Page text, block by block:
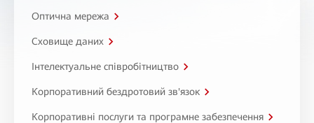
Оптична мережа
Сховище даних
Інтелектуальне співробітництво
Корпоративний бездротовий зв'язок
Корпоративні послуги та програмне забезпечення